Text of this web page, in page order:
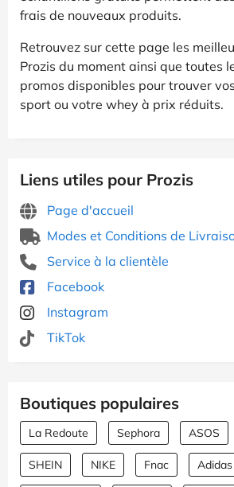
frais de nouveaux produits.
Retrouvez sur cette page les
Prozis du moment ainsi que toutes
promos disponibles pour trouver
sport ou votre whey à prix réduits.
Liens utiles pour Prozis
Page d'accueil
Modes et Conditions de
Service à la clientèle
Facebook
Instagram
TikTok
Boutiques populaires
La Redoute Sephora ASOS
SHEIN NIKE Fnac Adidas